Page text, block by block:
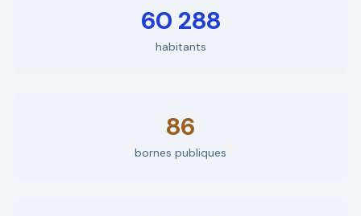
60 288
habitants
86
bornes publiques